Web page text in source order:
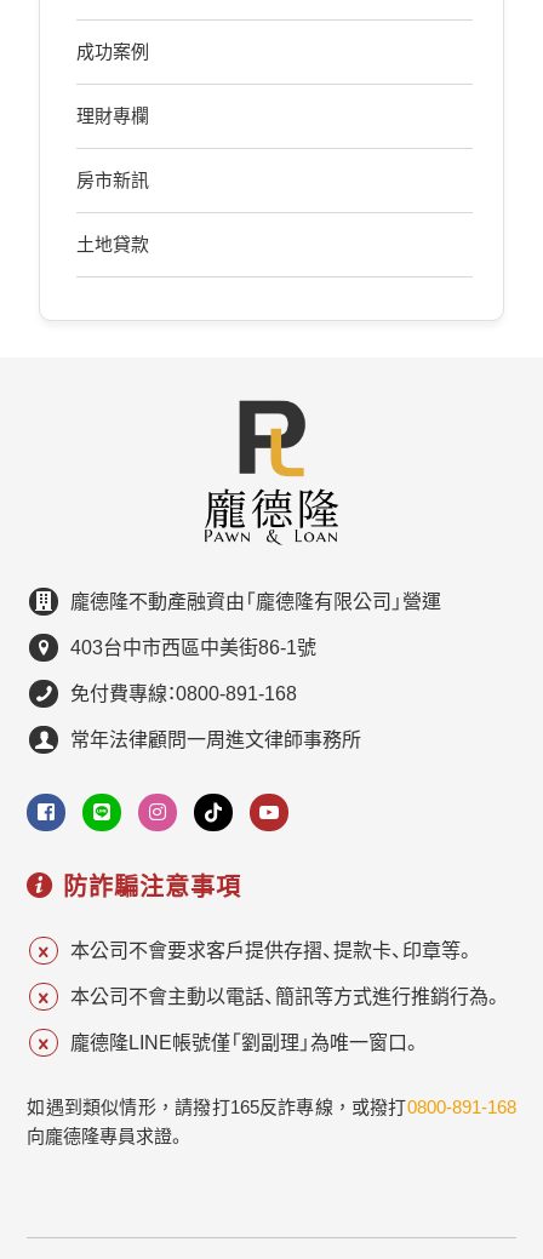
成功案例
理財專欄
房市新訊
土地貸款
龐德隆不動產融資由「龐德隆有限公司」營運
403台中市西區中美街86-1號
免付費專線：0800-891-168
常年法律顧問一周進文律師事務所
防詐騙注意事項
本公司不會要求客戶提供存摺、提款卡、印章等。
本公司不會主動以電話、簡訊等方式進行推銷行為。
龐德隆LINE帳號僅「劉副理」為唯一窗口。
如遇到類似情形，請撥打165反詐專線，或撥打0800-891-168
向龐德隆專員求證。